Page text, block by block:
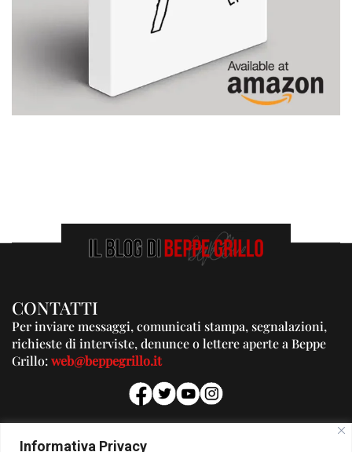
Informativa Privacy
CONTATTI
Per inviare messaggi, comunicati stampa, segnalazioni,
richieste di interviste, denunce o lettere aperte a Beppe
Grillo:web@beppegrillo.it
PUBBLICITA'